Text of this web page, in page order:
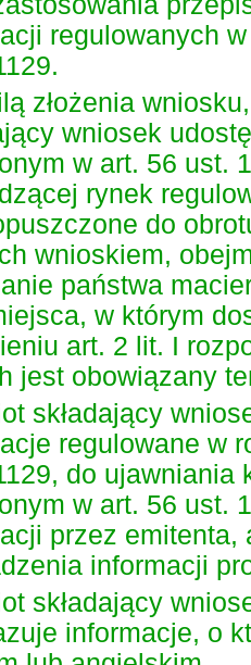
regulowanych
złożenia
wniosek
w art. 56 ust.
rynek
do
wnioskiem,
państwa
w którym
art. 2 lit. I
jest obowiązany
składający
regulowane w
do ujawniania
w art. 56 ust.
przez
informacji
składający
informacje, o